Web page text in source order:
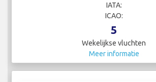
IATA:
ICAO:
5
Wekelijkse vluchten
Meer informatie